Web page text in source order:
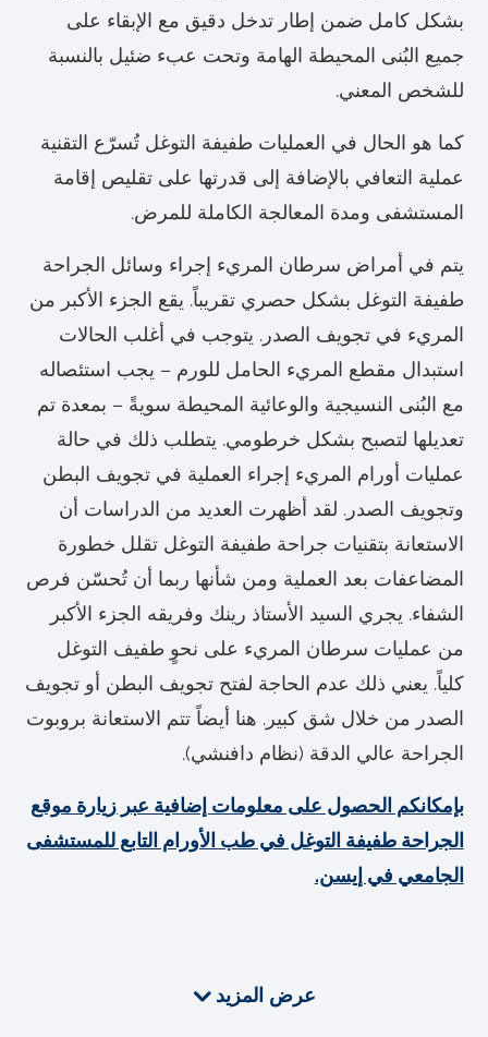
بشكل كامل ضمن إطار تدخل دقيق مع الإبقاء على
جميع البُنى المحيطة الهامة وتحت عبء ضئيل بالنسبة
للشخص المعني.
كما هو الحال في العمليات طفيفة التوغل تُسرّع التقنية
عملية التعافي بالإضافة إلى قدرتها على تقليص إقامة
المستشفى ومدة المعالجة الكاملة للمرض.
يتم في أمراض سرطان المريء إجراء وسائل الجراحة
طفيفة التوغل بشكل حصري تقريباً. يقع الجزء الأكبر من
المريء في تجويف الصدر. يتوجب في أغلب الحالات
استبدال مقطع المريء الحامل للورم – يجب استئصاله
مع البُنى النسيجية والوعائية المحيطة سويةً – بمعدة تم
تعديلها لتصبح بشكل خرطومي. يتطلب ذلك في حالة
عمليات أورام المريء إجراء العملية في تجويف البطن
وتجويف الصدر. لقد أظهرت العديد من الدراسات أن
الاستعانة بتقنيات جراحة طفيفة التوغل تقلل خطورة
المضاعفات بعد العملية ومن شأنها ربما أن تُحسّن فرص
الشفاء. يجري السيد الأستاذ رينك وفريقه الجزء الأكبر
من عمليات سرطان المريء على نحوٍ طفيف التوغل
كلياً. يعني ذلك عدم الحاجة لفتح تجويف البطن أو تجويف
الصدر من خلال شق كبير. هنا أيضاً تتم الاستعانة بروبوت
الجراحة عالي الدقة (نظام دافنشي).
بإمكانكم الحصول على معلومات إضافية عبر زيارة موقع
الجراحة طفيفة التوغل في طب الأورام التابع للمستشفى
الجامعي في إيسن.
عرض المزيد